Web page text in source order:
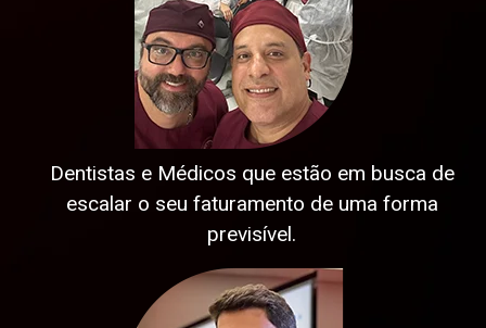
Dentistas e Médicos que estão em busca de
escalar o seu faturamento de uma forma
previsível.